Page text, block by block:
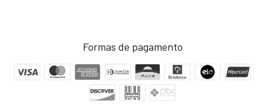
Formas de pagamento